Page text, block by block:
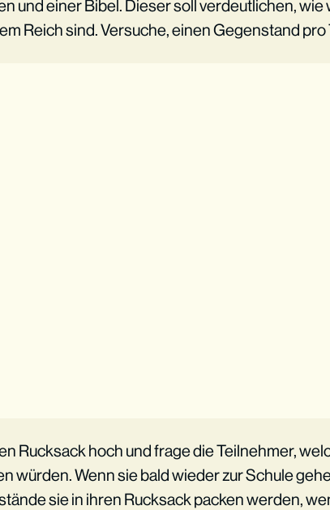
und einer Bibel. Dieser soll verdeutlichen, wie
Reich sind. Versuche, einen Gegenstand
Rucksack hoch und frage die Teilnehmer,
würden. Wenn sie bald wieder zur Schule
sie in ihren Rucksack packen werden,